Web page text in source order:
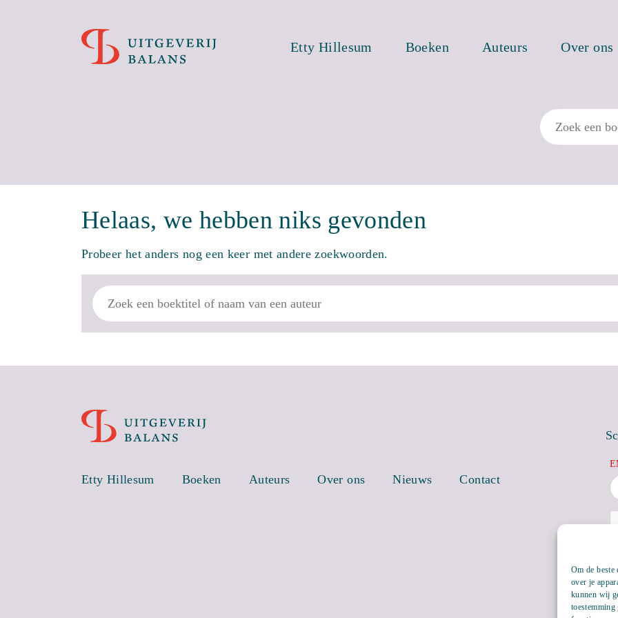
Om de
over je
kunnen wij
Etty Hillesum Boeken Auteurs Over ons
Zoek
Helaas, we hebben niks gevonden
Probeer het anders nog een keer met andere zoekwoorden.
Zoek
Etty Hillesum Boeken Auteurs Over ons Nieuws Contact